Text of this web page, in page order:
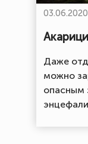
03.06.2020
Даже
можно
опасным